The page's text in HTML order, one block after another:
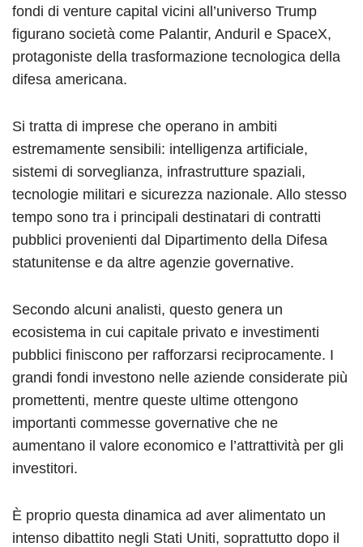
fondi di venture capital vicini all’universo Trump
figurano società come Palantir, Anduril e SpaceX,
protagoniste della trasformazione tecnologica della
difesa americana.
Si tratta di imprese che operano in ambiti
estremamente sensibili: intelligenza artificiale,
sistemi di sorveglianza, infrastrutture spaziali,
tecnologie militari e sicurezza nazionale. Allo stesso
tempo sono tra i principali destinatari di contratti
pubblici provenienti dal Dipartimento della Difesa
statunitense e da altre agenzie governative.
Secondo alcuni analisti, questo genera un
ecosistema in cui capitale privato e investimenti
pubblici finiscono per rafforzarsi reciprocamente. I
grandi fondi investono nelle aziende considerate più
promettenti, mentre queste ultime ottengono
importanti commesse governative che ne
aumentano il valore economico e l’attrattività per gli
investitori.
È proprio questa dinamica ad aver alimentato un
intenso dibattito negli Stati Uniti, soprattutto dopo il